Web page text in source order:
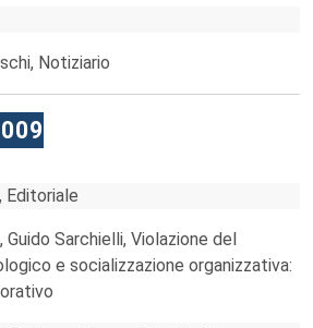
Notiziario
Editoriale
Sarchielli, Violazione del
e socializzazione organizzativa: